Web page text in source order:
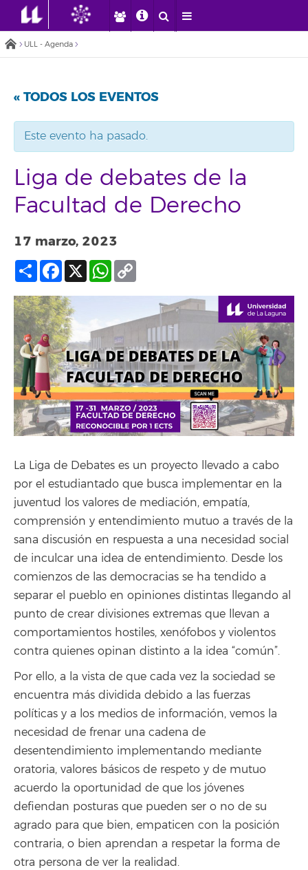
ULL - Agenda
« TODOS LOS EVENTOS
Este evento ha pasado.
Liga de debates de la
Facultad de Derecho
17 marzo, 2023
Compartir
Facebook
X WhatsApp
La Liga de Debates es un proyecto llevado a cabo
por el estudiantado que busca implementar en la
juventud los valores de mediación, empatía,
comprensión y entendimiento mutuo a través de la
sana discusión en respuesta a una necesidad social
de inculcar una idea de entendimiento. Desde los
comienzos de las democracias se ha tendido a
separar el pueblo en opiniones distintas llegando al
punto de crear divisiones extremas que llevan a
comportamientos hostiles, xenófobos y violentos
contra quienes opinan distinto a la idea “común”.
Por ello, a la vista de que cada vez la sociedad se
encuentra más dividida debido a las fuerzas
políticas y a los medios de información, vemos la
necesidad de frenar una cadena de
desentendimiento implementando mediante
oratoria, valores básicos de respeto y de mutuo
acuerdo la oportunidad de que los jóvenes
defiendan posturas que pueden ser o no de su
agrado para que bien, empaticen con la posición
contraria, o bien aprendan a respetar la forma de
otra persona de ver la realidad.